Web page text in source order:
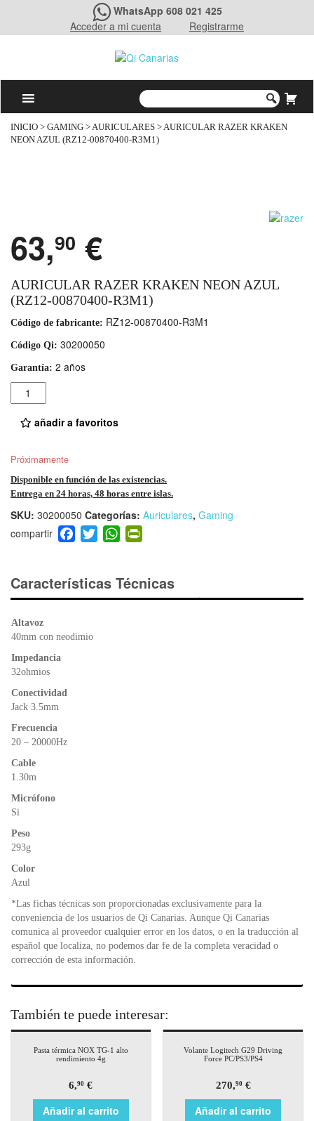
WhatsApp 608 021 425
Acceder a mi cuenta
Registrarme
INICIO > GAMING >AURICULARES > AURICULAR RAZER KRAKEN
NEON AZUL (RZ12-00870400-R3M1)
63,90 €
AURICULAR RAZER KRAKEN NEON AZUL
(RZ12-00870400-R3M1)
Código de fabricante: RZ12-00870400-R3M1
Código Qi: 30200050
Garantía: 2 años
Cantidad
añadir a favoritos
Próximamente
Disponible en función de las existencias.
Entrega en 24 horas, 48 horas entre islas.
SKU: 30200050 Categorías: Auriculares, Gaming
F
a
e
b
o
T
wi
er
W
h
s
A
ri
e
Características Técnicas
Altavoz
40mm con neodimio
Impedancia
32ohmios
Conectividad
Jack 3.5mm
Frecuencia
20 – 20000Hz
Cable
1.30m
Micrófono
Si
Peso
293g
Color
Azul
*Las fichas técnicas son proporcionadas exclusivamente para la
conveniencia de los usuarios de Qi Canarias. Aunque Qi Canarias
comunica al proveedor cualquier error en los datos, o en la traducción al
español que localiza, no podemos dar fe de la completa veracidad o
corrección de esta información.
También te puede interesar:
Pasta térmica NOX TG-1 alto
rendimiento 4g
6,90 €
Añadir al carrito
Volante Logitech G29 Driving
Force PC/PS3/PS4
270,90€
Añadir al carrito